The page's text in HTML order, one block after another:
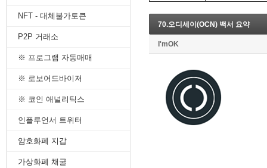
10. 데드크로스
--------캔들 패턴--------
1. 캔들 패턴(1)
3. 캔들 패턴(3)
4. 캔들 패턴(4)
5. 캔들 패턴(5)
--------차트 패턴--------
1. 삼각수렴 패턴
NFT - 대체불가토큰
P2P 거래소
※ 프로그램 자동매매
※ 로보어드바이저
※ 코인 애널리틱스
인플루언서 트위터
암호화폐 지갑
가상화폐 채굴
70.오디세이(OCN) 백서 요약
I'mOK